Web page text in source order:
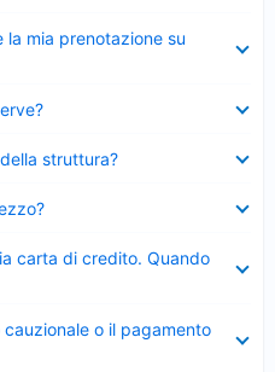
la mia prenotazione su
struttura?
carta di credito. Quando
cauzionale o il pagamento